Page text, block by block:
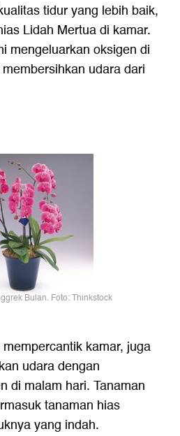
tidur yang lebih baik,
Lidah Mertua di kamar.
mengeluarkan oksigen di
udara dari
Bulan. Foto: Thinkstock
kamar, juga
udara dengan
di malam hari. Tanaman
tanaman hias
yang indah.